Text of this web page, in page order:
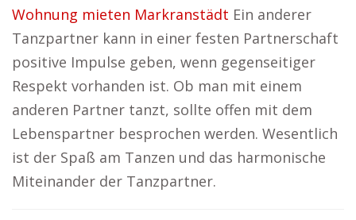
Wohnung mieten Markranstädt Ein anderer
Tanzpartner kann in einer festen Partnerschaft
positive Impulse geben, wenn gegenseitiger
Respekt vorhanden ist. Ob man mit einem
anderen Partner tanzt, sollte offen mit dem
Lebenspartner besprochen werden. Wesentlich
ist der Spaß am Tanzen und das harmonische
Miteinander der Tanzpartner.